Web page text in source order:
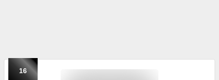
16